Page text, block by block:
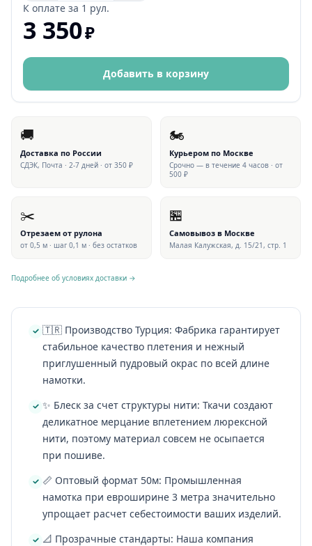
К оплате за 1 рул.
3 350₽
Добавить в корзину
🚚
Доставка по России
СДЭК, Почта · 2-7 дней · от 350 ₽
🏍
Курьером по Москве
Срочно — в течение 4 часов · от
500 ₽
✂️
Отрезаем от рулона
от 0,5 м · шаг 0,1 м · без остатков
🏪
Самовывоз в Москве
Малая Калужская, д. 15/21, стр. 1
Подробнее об условиях доставки →
🇹🇷 Производство Турция: Фабрика гарантирует
стабильное качество плетения и нежный
приглушенный пудровый окрас по всей длине
намотки.
✨ Блеск за счет структуры нити: Ткачи создают
деликатное мерцание вплетением люрексной
нити, поэтому материал совсем не осыпается
при пошиве.
📏 Оптовый формат 50м: Промышленная
намотка при евроширине 3 метра значительно
упрощает расчет себестоимости ваших изделий.
📐 Прозрачные стандарты: Наша компания